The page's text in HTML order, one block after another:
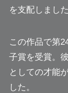
を支配しました
この作品で第
子賞を受賞。
としての才能
した。